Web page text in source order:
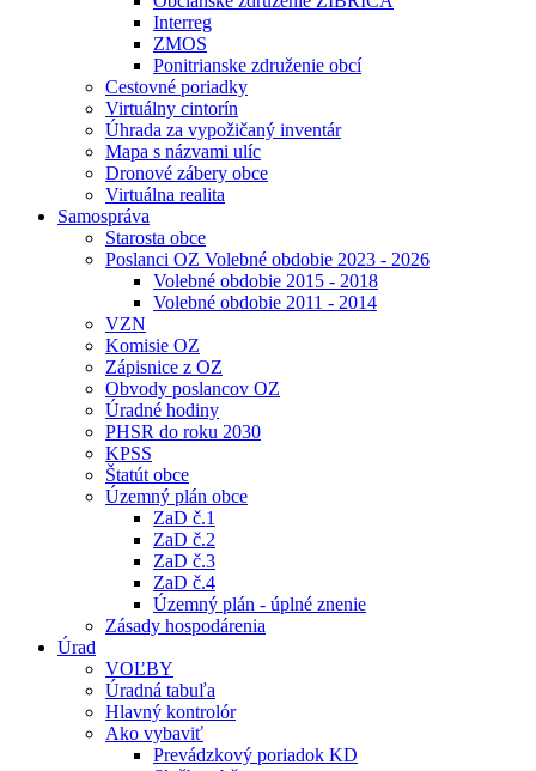
Interreg
ZMOS
Ponitrianske združenie obcí
Cestovné poriadky
Virtuálny cintorín
Úhrada za vypožičaný inventár
Mapa s názvami ulíc
Dronové zábery obce
Virtuálna realita
Samospráva
Starosta obce
Poslanci OZ Volebné obdobie 2023 - 2026
Volebné obdobie 2015 - 2018
Volebné obdobie 2011 - 2014
VZN
Komisie OZ
Zápisnice z OZ
Obvody poslancov OZ
Úradné hodiny
PHSR do roku 2030
KPSS
Štatút obce
Územný plán obce
ZaD č.1
ZaD č.2
ZaD č.3
ZaD č.4
Územný plán - úplné znenie
Zásady hospodárenia
Úrad
VOĽBY
Úradná tabuľa
Hlavný kontrolór
Ako vybaviť
Prevádzkový poriadok KD